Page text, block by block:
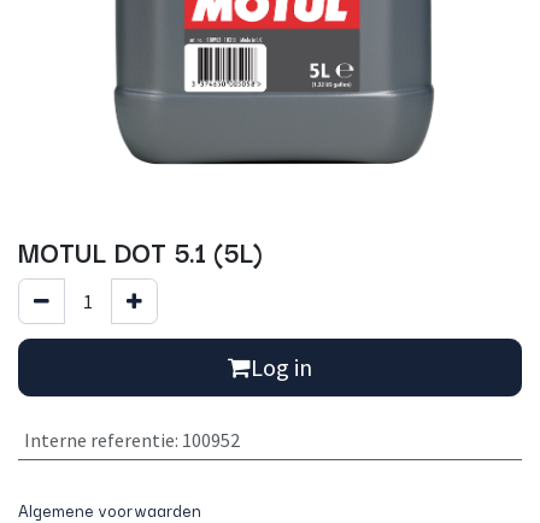
MOTUL DOT 5.1 (5L)
Log in
Interne referentie: 100952
Algemene voorwaarden